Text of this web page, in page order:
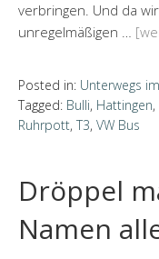
verbringen. Und da
unregelmäßigen …
Posted in: Unterwegs
Tagged: Bulli, Hattingen,
Ruhrpott, T3, VW Bus
Dröppel
Namen